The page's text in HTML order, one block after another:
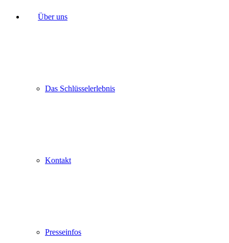
Über uns
Das Schlüsselerlebnis
Kontakt
Presseinfos